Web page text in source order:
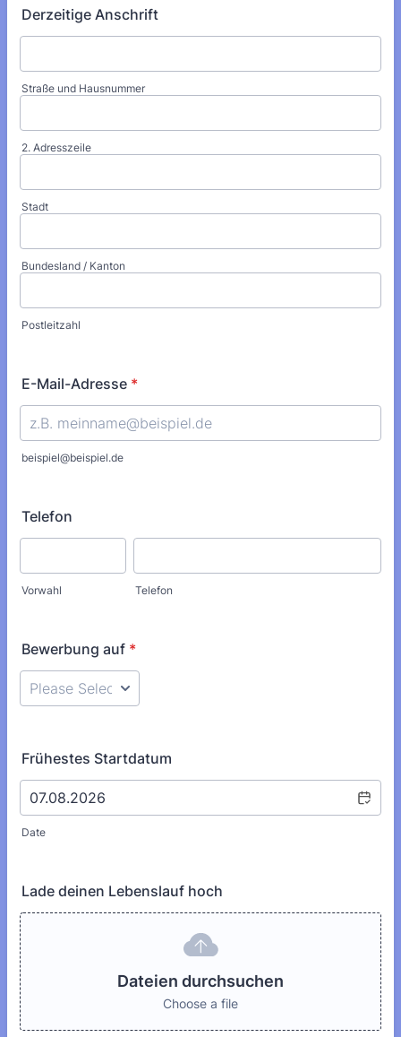
Derzeitige Anschrift
Straße und Hausnummer
2. Adresszeile
Stadt
Bundesland / Kanton
Postleitzahl
E-Mail-Adresse *
beispiel@beispiel.de
Telefon
Vorwahl Telefon
Bewerbung auf *
Frühestes Startdatum
Date
Lade deinen Lebenslauf hoch
Dateien durchsuchen
Choose a file